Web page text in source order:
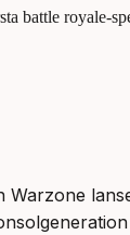
battle royale-
Warzone